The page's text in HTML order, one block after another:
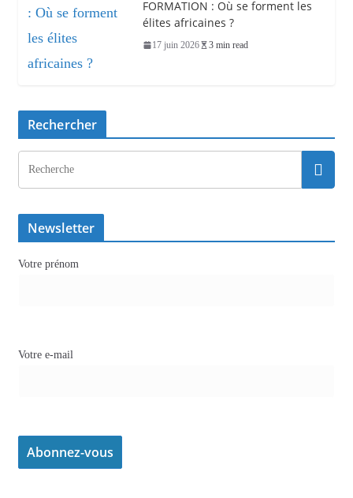
FORMATION : Où se forment les
élites africaines ?
17 juin 2026 3 min read
Rechercher
Newsletter
Votre prénom
Votre e-mail